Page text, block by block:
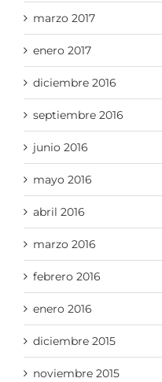
marzo 2017
enero 2017
diciembre 2016
septiembre 2016
junio 2016
mayo 2016
abril 2016
marzo 2016
febrero 2016
enero 2016
diciembre 2015
noviembre 2015